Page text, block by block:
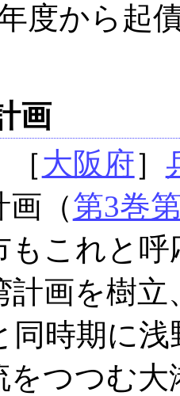
度から起
画
［大阪府］
画（第3巻
もこれと
計画を樹
同時期に
をつつむ